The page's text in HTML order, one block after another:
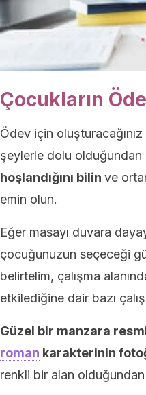
Çocukların
Ödev için
şeylerle dolu olduğundan
hoşlandığını bilin ve
emin olun.
Eğer masayı duvara
çocuğunuzun seçeceği
belirtelim, çalışma
etkilediğine dair bazı
Güzel bir manzara
roman karakterinin
renkli bir alan